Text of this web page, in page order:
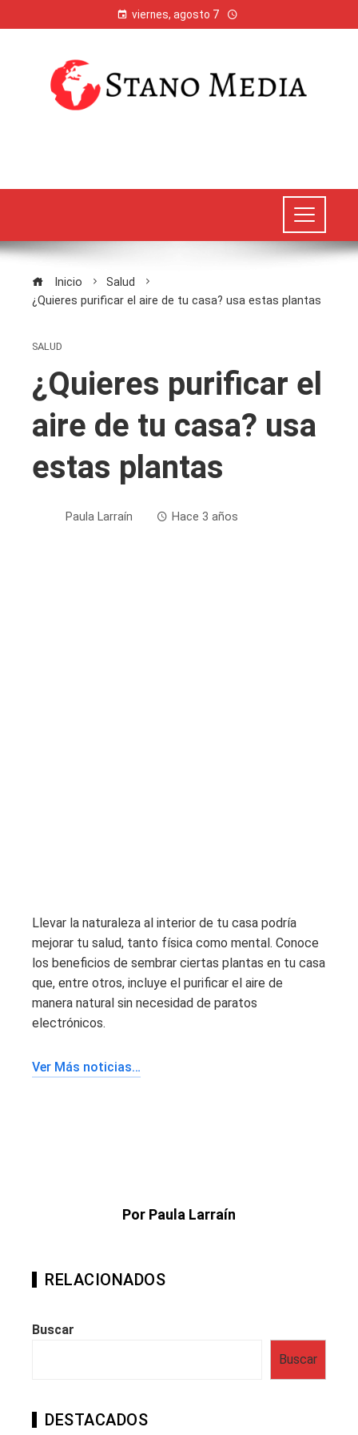
viernes, agosto 7
Inicio
Salud
¿Quieres purificar el aire de tu casa? usa estas plantas
SALUD
¿Quieres purificar el
aire de tu casa? usa
estas plantas
Paula Larraín Hace 3 años
Llevar la naturaleza al interior de tu casa podría
mejorar tu salud, tanto física como mental. Conoce
los beneficios de sembrar ciertas plantas en tu casa
que, entre otros, incluye el purificar el aire de
manera natural sin necesidad de paratos
electrónicos.
Ver Más noticias…
Por Paula Larraín
RELACIONADOS
Buscar
Buscar
DESTACADOS